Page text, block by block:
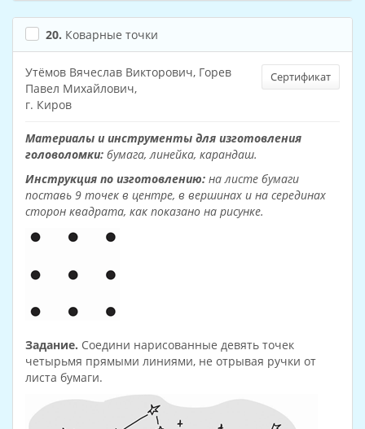
20. Коварные точки
Сертификат
Утёмов Вячеслав Викторович, Горев
Павел Михайлович,
г. Киров
Материалы и инструменты для изготовления
головоломки: бумага, линейка, карандаш.
Инструкция по изготовлению: на листе бумаги
поставь 9 точек в центре, в вершинах и на серединах
сторон квадрата, как показано на рисунке.
Задание. Соедини нарисованные девять точек
четырьмя прямыми линиями, не отрывая ручки от
листа бумаги.